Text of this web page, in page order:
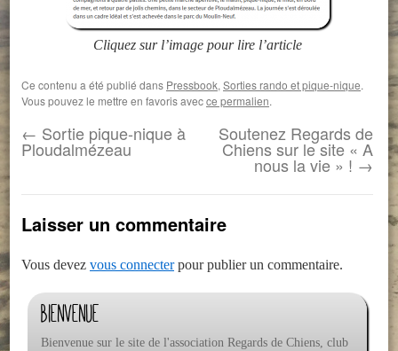
Cliquez sur l’image pour lire l’article
Ce contenu a été publié dans Pressbook, Sorties rando et pique-nique.
Vous pouvez le mettre en favoris avecce permalien.
← Sortie pique-nique à
Ploudalmézeau
Soutenez Regards de
Chiens sur le site « A
nous la vie » ! →
Laisser un commentaire
Vous devez vous connecterpour publier un commentaire.
Bienvenue
Bienvenue sur le site de l'association Regards de Chiens, club